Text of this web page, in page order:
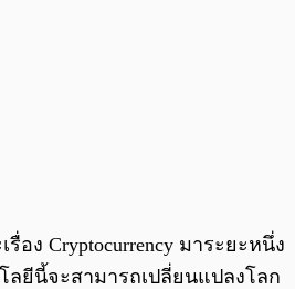
รื่อง Cryptocurrency มาระยะหนึ่ง
ลยีนี้จะสามารถเปลี่ยนแปลงโลก